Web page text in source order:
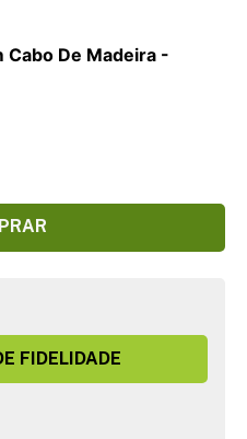
Cabo De Madeira -
FIDELIDADE